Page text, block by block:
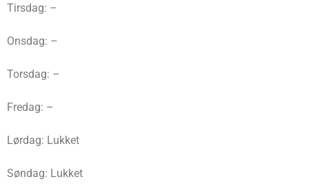
Tirsdag: –
Onsdag: –
Torsdag: –
Fredag: –
Lørdag: Lukket
Søndag: Lukket